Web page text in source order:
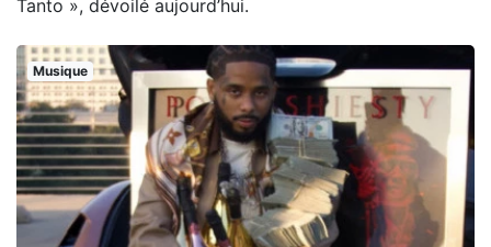
Tanto », dévoilé aujourd’hui.
Musique